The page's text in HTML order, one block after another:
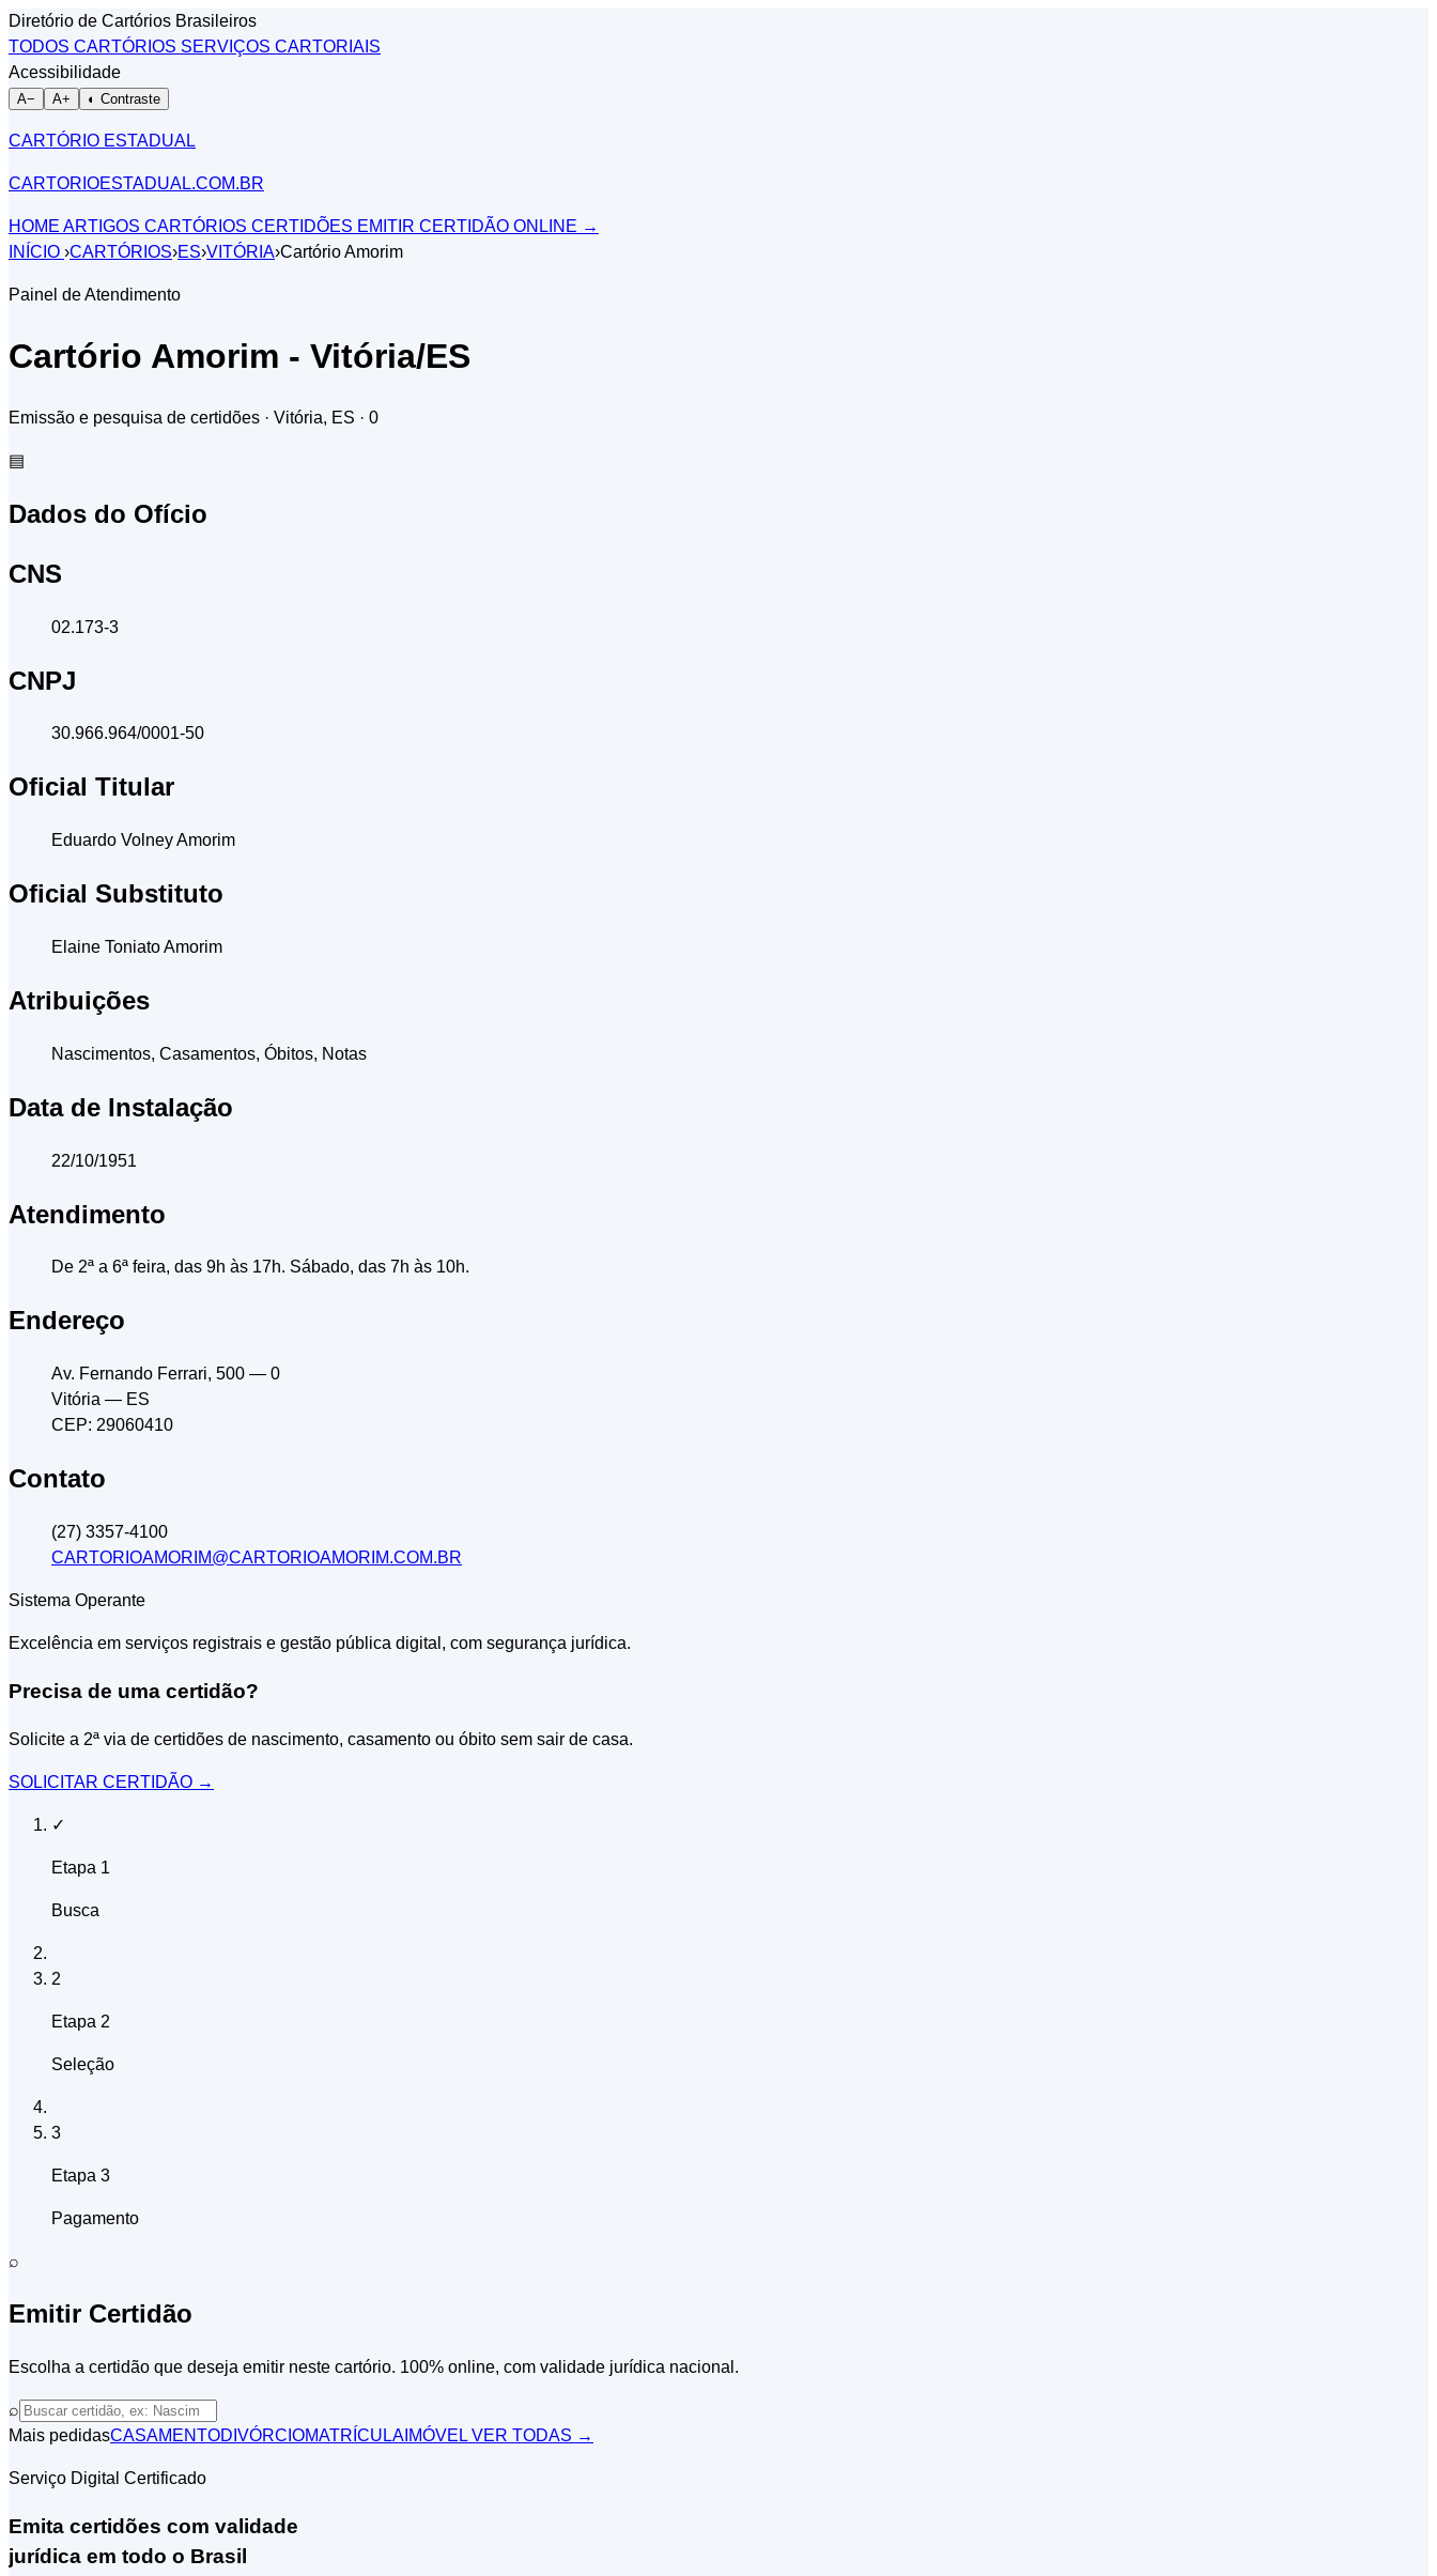
Diretório de Cartórios Brasileiros
TODOS CARTÓRIOS SERVIÇOS CARTORIAIS
Acessibilidade
A− A+ ◐ Contraste
CARTÓRIO ESTADUAL
CARTORIOESTADUAL.COM.BR
HOME ARTIGOS CARTÓRIOS CERTIDÕES EMITIR CERTIDÃO ONLINE →
INÍCIO ›CARTÓRIOS›ES›VITÓRIA›Cartório Amorim
Painel de Atendimento
Cartório Amorim - Vitória/ES
Emissão e pesquisa de certidões · Vitória, ES · 0
▤
Dados do Ofício
CNS
02.173-3
CNPJ
30.966.964/0001-50
Oficial Titular
Eduardo Volney Amorim
Oficial Substituto
Elaine Toniato Amorim
Atribuições
Nascimentos, Casamentos, Óbitos, Notas
Data de Instalação
22/10/1951
Atendimento
De 2ª a 6ª feira, das 9h às 17h. Sábado, das 7h às 10h.
Endereço
Av. Fernando Ferrari, 500 — 0
Vitória — ES
CEP: 29060410
Contato
(27) 3357-4100
CARTORIOAMORIM@CARTORIOAMORIM.COM.BR
Sistema Operante
Excelência em serviços registrais e gestão pública digital, com segurança jurídica.
Precisa de uma certidão?
Solicite a 2ª via de certidões de nascimento, casamento ou óbito sem sair de casa.
SOLICITAR CERTIDÃO →
✓
Etapa 1
Busca
2
Etapa 2
Seleção
3
Etapa 3
Pagamento
⌕
Emitir Certidão
Escolha a certidão que deseja emitir neste cartório. 100% online, com validade jurídica nacional.
⌕
Mais pedidasCASAMENTODIVÓRCIOMATRÍCULA IMÓVEL VER TODAS →
Serviço Digital Certificado
Emita certidões com validade
jurídica em todo o Brasil